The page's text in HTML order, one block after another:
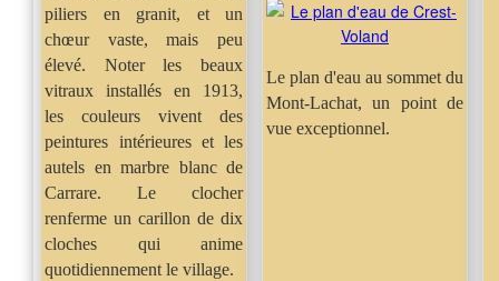
piliers en granit, et un
chœur vaste, mais peu
élevé. Noter les beaux
vitraux installés en 1913,
les couleurs vivent des
peintures intérieures et les
autels en marbre blanc de
Carrare. Le clocher
renferme un carillon de dix
cloches qui anime
quotidiennement le village.
Le plan d'eau au sommet du
Mont-Lachat, un point de
vue exceptionnel.